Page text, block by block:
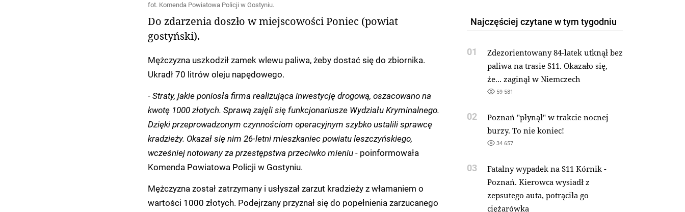
fot. Komenda Powiatowa Policji w Gostyniu.
Do zdarzenia doszło w miejscowości Poniec (powiat
gostyński).
Mężczyzna uszkodził zamek wlewu paliwa, żeby dostać się do zbiornika.
Ukradł 70 litrów oleju napędowego.
-Straty, jakie poniosła firma realizująca inwestycję drogową, oszacowano na
kwotę 1000 złotych. Sprawą zajęli się funkcjonariusze Wydziału Kryminalnego.
Dzięki przeprowadzonym czynnościom operacyjnym szybko ustalili sprawcę
kradzieży. Okazał się nim 26-letni mieszkaniec powiatu leszczyńskiego,
wcześniej notowany za przestępstwa przeciwko mieniu- poinformowała
Komenda Powiatowa Policji w Gostyniu.
Mężczyzna został zatrzymany i usłyszał zarzut kradzieży z włamaniem o
wartości 1000 złotych. Podejrzany przyznał się do popełnienia zarzucanego
Najczęściej czytane w tym tygodniu
01
Zdezorientowany 84-latek utknął bez
paliwa na trasie S11. Okazało się,
że... zaginął w Niemczech
59 581
02
Poznań "płynął" w trakcie nocnej
burzy. To nie koniec!
34 657
03
Fatalny wypadek na S11 Kórnik -
Poznań. Kierowca wysiadł z
zepsutego auta, potrąciła go
ciężarówka